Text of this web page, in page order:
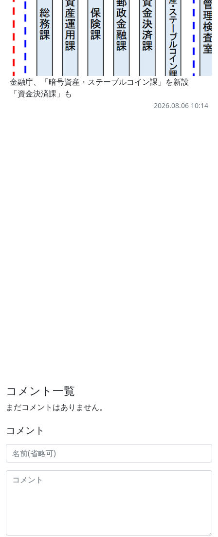
金融庁、「暗号資産・ステーブルコイン課」を新設
「資金決済課」も
2026.08.06 10:14
コメント一覧
まだコメントはありません。
コメント